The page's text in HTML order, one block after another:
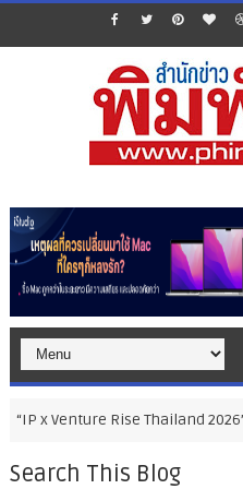
Rise Thailand 2026” คมนาคม
Search This Blog